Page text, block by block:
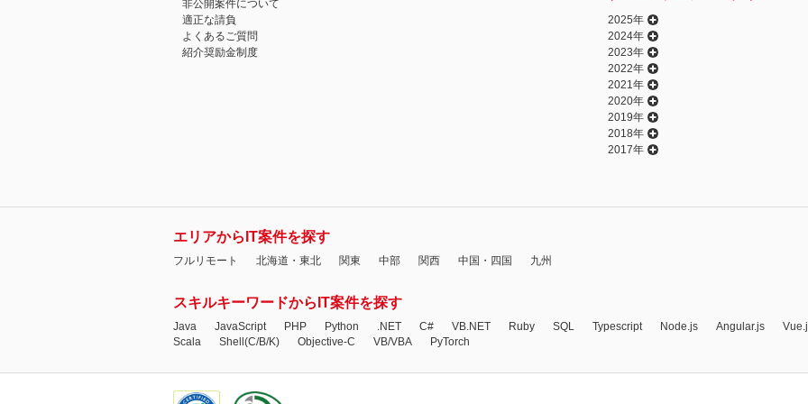
非公開案件について
適正な請負
よくあるご質問
紹介奨励金制度
2025年
2024年
2023年
2022年
2021年
2020年
2019年
2018年
2017年
エリアからIT案件を探す
フルリモート 北海道・東北 関東 中部 関西 中国・四国 九州
スキルキーワードからIT案件を探す
Java JavaScript PHP Python .NET C# VB.NET Ruby SQL Typescript Node.js Angular.js
Scala
Shell(C/B/K) Objective-C VB/VBA PyTorch